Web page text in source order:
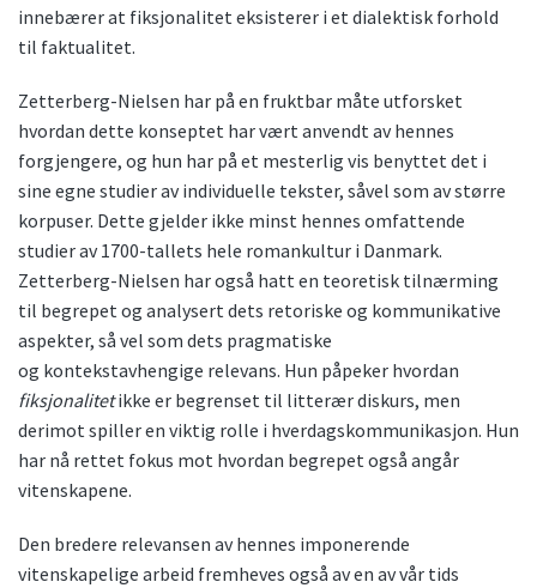
innebærer at fiksjonalitet eksisterer i et dialektisk forhold
til faktualitet.
Zetterberg-Nielsen har på en fruktbar måte utforsket
hvordan dette konseptet har vært anvendt av hennes
forgjengere, og hun har på et mesterlig vis benyttet det i
sine egne studier av individuelle tekster, såvel som av større
korpuser. Dette gjelder ikke minst hennes omfattende
studier av 1700-tallets hele romankultur i Danmark.
Zetterberg-Nielsen har også hatt en teoretisk tilnærming
til begrepet og analysert dets retoriske og kommunikative
aspekter, så vel som dets pragmatiske
og kontekstavhengige relevans. Hun påpeker hvordan
fiksjonalitetikke er begrenset til litterær diskurs, men
derimot spiller en viktig rolle i hverdagskommunikasjon. Hun
har nå rettet fokus mot hvordan begrepet også angår
vitenskapene.
Den bredere relevansen av hennes imponerende
vitenskapelige arbeid fremheves også av en av vår tids